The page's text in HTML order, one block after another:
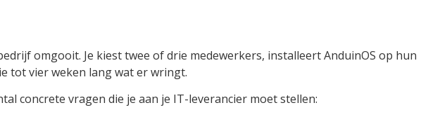
omgooit. Je kiest twee of drie medewerkers, installeert AnduinOS op hun
tot vier weken lang wat er wringt.
concrete vragen die je aan je IT-leverancier moet stellen: